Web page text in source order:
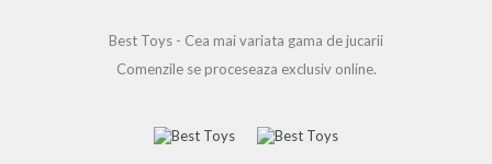
Best Toys - Cea mai variata gama de jucarii
Comenzile se proceseaza exclusiv online.